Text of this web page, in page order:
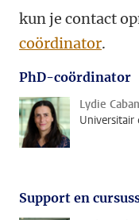
kun je contact
coördinator.
PhD-coördinator
Lydie
Universitair
Support en